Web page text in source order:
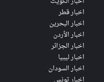
اخبار قطر
اخبار البحرين
اخبار الأردن
اخبار الجزائر
اخبار ليبيا
اخبار السودان